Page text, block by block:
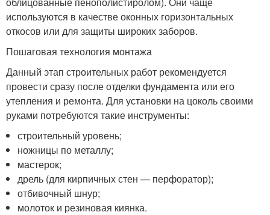
используются в качестве оконных горизонтальных
откосов или для защиты широких заборов.
Пошаговая технология монтажа
Данный этап строительных работ рекомендуется
провести сразу после отделки фундамента или его
утепления и ремонта. Для установки на цоколь своими
руками потребуются такие инструменты:
строительный уровень;
ножницы по металлу;
мастерок;
дрель (для кирпичных стен — перфоратор);
отбивочный шнур;
молоток и резиновая киянка.